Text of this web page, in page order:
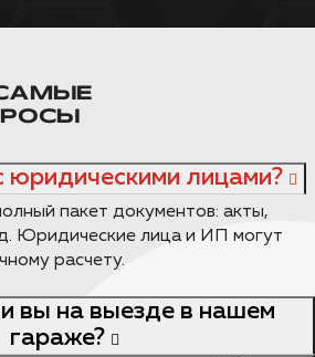
юридическими лицами?
пакет документов: акты,
Юридические лица и ИП могут
расчету.
вы на выезде в нашем
гараже?